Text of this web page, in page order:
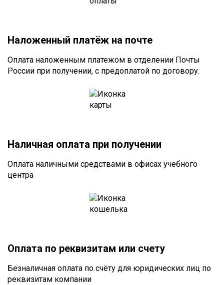
Наложенный платёж на почте
Оплата наложенным платежом в отделении Почты
России при получении, с предоплатой по договору.
Наличная оплата при получении
Оплата наличными средствами в офисах учебного
центра
Оплата по реквизитам или счету
Безналичная оплата по счёту для юридических лиц по
реквизитам компании